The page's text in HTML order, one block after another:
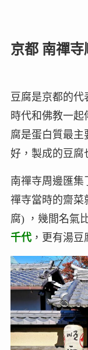
京都 南禪
豆腐是京都的代
時代和佛教一起
腐是蛋白質最主
好，製成的豆腐
南禪寺周邊匯集
禪寺當時的齋菜
腐) ，幾間名氣
千代，更有湯豆